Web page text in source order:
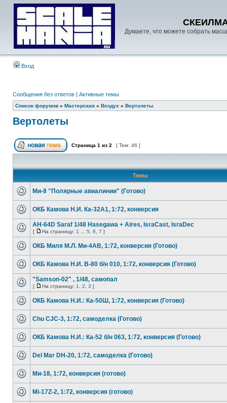
Думаете, что можете собрать
Вход
Сообщения без ответов | Активные темы
Список форумов » Мастерская » Воздух » Вертолеты
Вертолеты
Страница 1 из 2 [ Тем: 46 ]
Темы
Ми-8 "Полярные авиалинии" (Готово)
ОКБ Камова Н.И. Ка-32А1, 1:72, конверсия
AH-64D Saraf 1/48 Hasegawa + Aires, IsraCast, IsraDec
[ На страницу: 1 5 6 7 ]
ОКБ Миля М.Л. Ми-4АВ, 1:72, конверсия (Готово)
ОКБ Камова Н.И. В-80 б/н 010, 1:72, конверсия (Готово)
"Samson-02" , 1/48, самопал
[ На страницу: 1 2 3 ]
ОКБ Камова Н.И.: Ка-50Ш, 1:72, конверсия (Готово)
Chu CJC-3, 1:72, самоделка (Готово)
ОКБ Камова Н.И.: Ка-52 б/н 063, 1:72, конверсия (Готово)
Del Mar DH-20, 1:72, самоделка (Готово)
Ми-18, 1:72, конверсия (готово)
Mi-17Z-2, 1:72, конверсия (готово)